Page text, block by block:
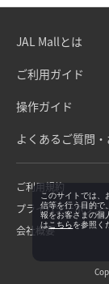
JAL Mallとは
ご利用ガイド
操作ガイド
よくあるご質問
ご利用規約
プライバシーポリシ
会社概要
このサイトでは、
信等を行う目的で
報をお客さまの個
はこちらを参照く